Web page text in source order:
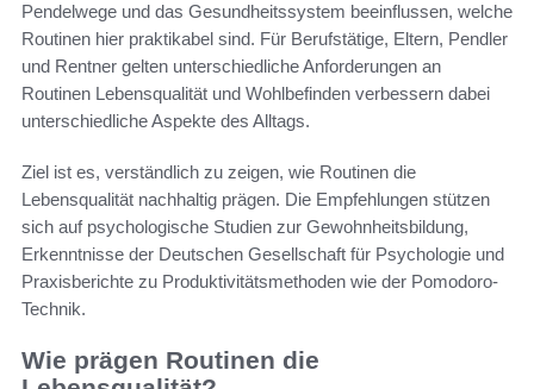
Pendelwege und das Gesundheitssystem beeinflussen, welche
Routinen hier praktikabel sind. Für Berufstätige, Eltern, Pendler
und Rentner gelten unterschiedliche Anforderungen an
Routinen Lebensqualität und Wohlbefinden verbessern dabei
unterschiedliche Aspekte des Alltags.
Ziel ist es, verständlich zu zeigen, wie Routinen die
Lebensqualität nachhaltig prägen. Die Empfehlungen stützen
sich auf psychologische Studien zur Gewohnheitsbildung,
Erkenntnisse der Deutschen Gesellschaft für Psychologie und
Praxisberichte zu Produktivitätsmethoden wie der Pomodoro-
Technik.
Wie prägen Routinen die